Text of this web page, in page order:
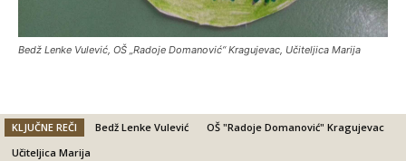
Bedž Lenke Vulević, OŠ „Radoje Domanović“ Kragujevac, Učiteljica Marija
KLJUČNE REČI Bedž Lenke Vulević
OŠ "Radoje Domanović" Kragujevac
Učiteljica Marija